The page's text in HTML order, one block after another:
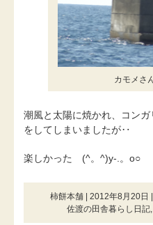
カモメさ
潮風と太陽に焼かれ、コン
をしてしまいましたが‥
楽しかった (^。^)y-.。
柿餅本舗 | 2012年8月20日 |
佐渡の田舎暮らし日記,